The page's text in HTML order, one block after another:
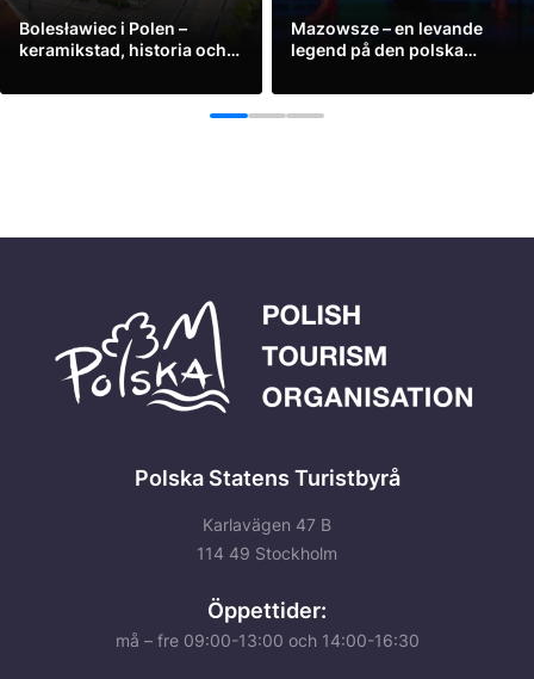
Bolesławiec i Polen –
keramikstad, historia och
Se mer
Mazowsze – en levande
legend på den polska
Se mer
1 2 3
Polska Statens Turistbyrå
Karlavägen 47 B
114 49 Stockholm
Öppettider:
må – fre 09:00-13:00 och 14:00-16:30